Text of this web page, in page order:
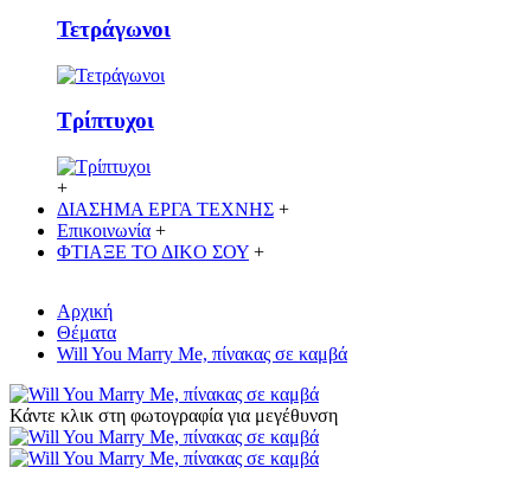
Τετράγωνοι
Τρίπτυχοι
+
ΔΙΑΣΗΜΑ ΕΡΓΑ ΤΕΧΝΗΣ +
Επικοινωνία +
ΦΤΙΑΞΕ ΤΟ ΔΙΚO ΣΟΥ +
Αρχική
Θέματα
Will You Marry Me, πίνακας σε καμβά
Κάντε κλικ στη φωτογραφία για μεγέθυνση